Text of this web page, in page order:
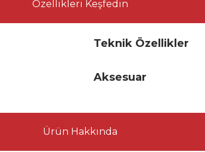
Özellikleri Keşfedin
Teknik Özellikler
Aksesuar
Ürün Hakkında